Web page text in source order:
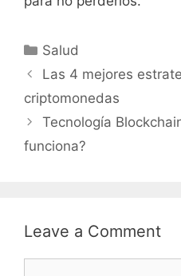
Categories
Salud
Las 4 mejores
criptomonedas
Tecnología
funciona?
Leave a Comment